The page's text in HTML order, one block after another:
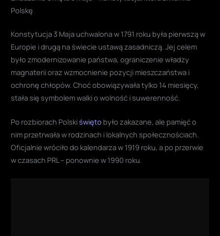
Polskę
Konstytucja 3 Maja uchwalona w 1791 roku była pierwszą w
Europie i drugą na świecie ustawą zasadniczą. Jej celem
było zmodernizowanie państwa, ograniczenie władzy
magnaterii oraz wzmocnienie pozycji mieszczaństwa i
ochronę chłopów. Choć obowiązywała tylko 14 miesięcy,
stała się symbolem walki o wolność i suwerenność.
Po rozbiorach Polskiświęto było zakazane, ale pamięć o
nim przetrwała w rodzinach i lokalnych społecznościach.
Oficjalnie wróciło do kalendarza w 1919 roku, a po przerwie
w czasach PRL – ponownie w 1990 roku.